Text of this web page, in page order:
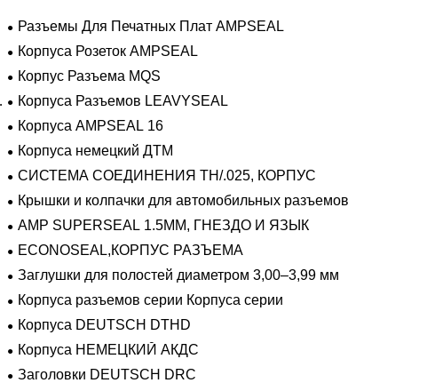
Разъемы Для Печатных Плат AMPSEAL
Корпуса Розеток AMPSEAL
Корпус Разъема MQS
Корпуса Разъемов LEAVYSEAL
Корпуса AMPSEAL 16
Корпуса немецкий ДТМ
СИСТЕМА СОЕДИНЕНИЯ TH/.025, КОРПУС
Крышки и колпачки для автомобильных разъемов
AMP SUPERSEAL 1.5MM, ГНЕЗДО И ЯЗЫК
ECONOSEAL,КОРПУС РАЗЪЕМА
Заглушки для полостей диаметром 3,00–3,99 мм
Корпуса разъемов серии Корпуса серии
Корпуса DEUTSCH DTHD
Корпуса НЕМЕЦКИЙ АКДС
Заголовки DEUTSCH DRC